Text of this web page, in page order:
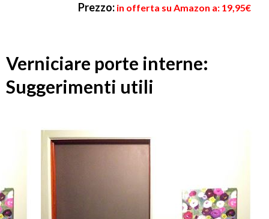
Prezzo: in offerta su Amazon a: 19,95€
Verniciare porte interne:
Suggerimenti utili